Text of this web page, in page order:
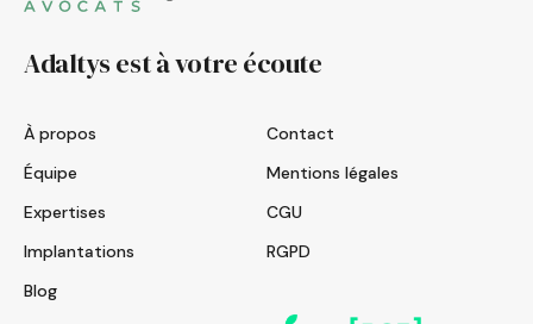
Adaltys est à votre écoute
À propos
Équipe
Expertises
Implantations
Blog
Contact
Mentions légales
CGU
RGPD